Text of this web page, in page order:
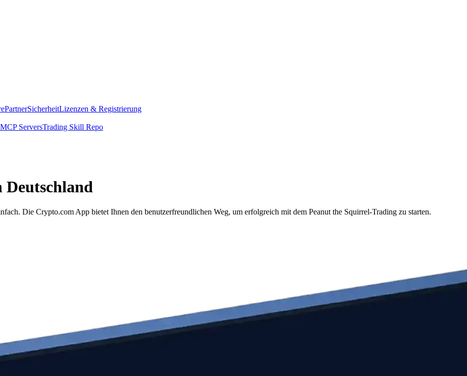
PartnerSicherheitLizenzen & Registrierung
MCP ServersTrading Skill Repo
Die Crypto.com App bietet Ihnen den benutzerfreundlichen Weg, um erfolgreich mit dem Peanut the Squirrel-Trading zu starten.